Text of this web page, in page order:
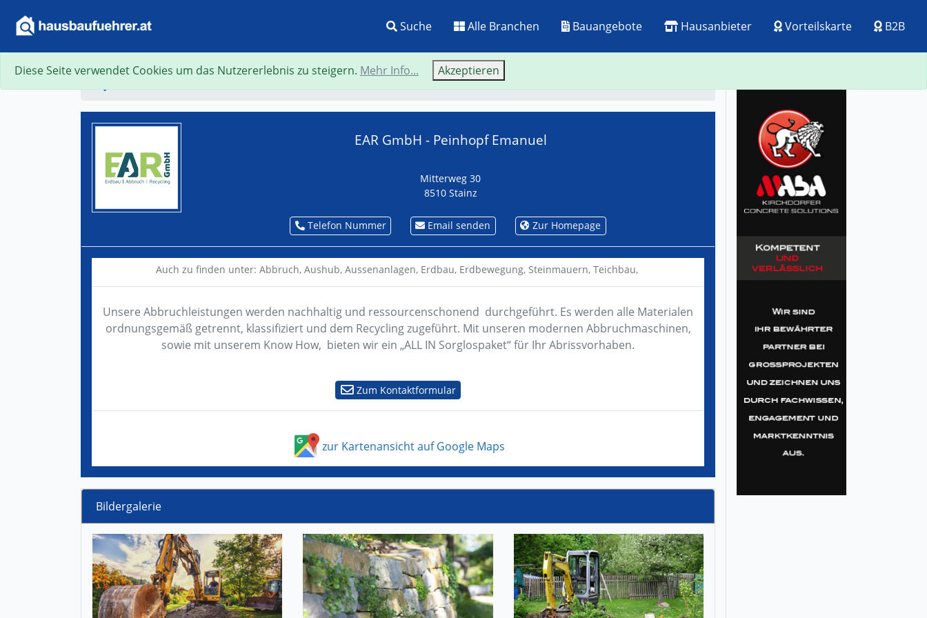
Suche Alle Branchen Bauangebote Hausanbieter Vorteilskarte B2B
EAR GmbH - Peinhopf Emanuel
Mitterweg 30
8510 Stainz
Telefon Nummer Email senden Zur Homepage
Auch zu finden unter: Abbruch, Aushub, Aussenanlagen, Erdbau, Erdbewegung, Steinmauern, Teichbau,
Unsere Abbruchleistungen werden nachhaltig und ressourcenschonend durchgeführt. Es werden alle Materialen
ordnungsgemäß getrennt, klassifiziert und dem Recycling zugeführt. Mit unseren modernen Abbruchmaschinen,
sowie mit unserem Know How, bieten wir ein „ALL IN Sorglospaket“ für Ihr Abrissvorhaben.
Zum Kontaktformular
zur Kartenansicht auf Google Maps
Bildergalerie
Diese Seite verwendet Cookies um das Nutzererlebnis zu steigern. Mehr Info... Akzeptieren